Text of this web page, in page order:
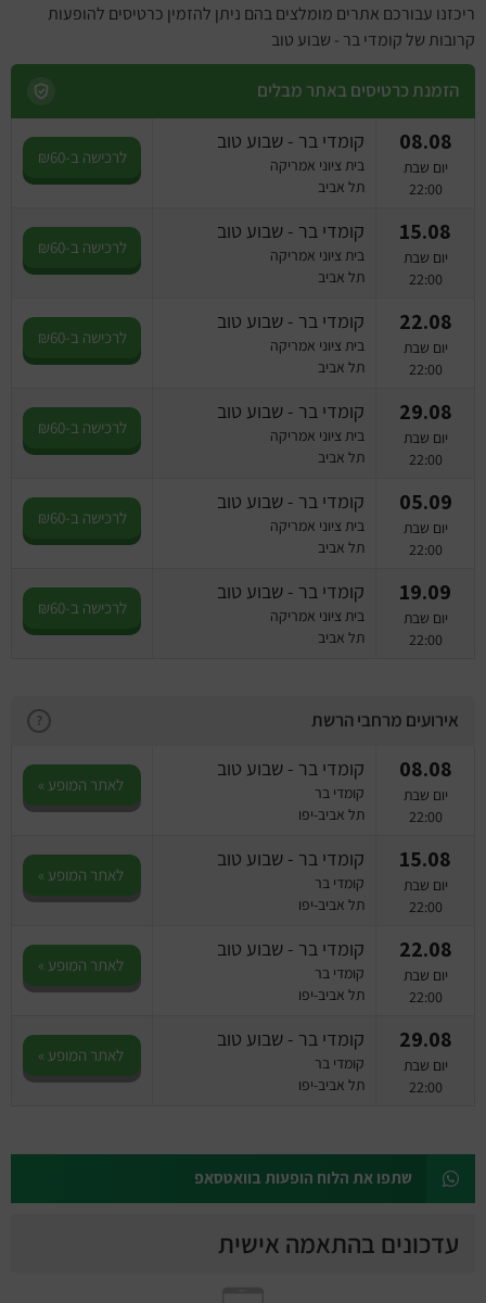
ריכזנו עבורכם אתרים מומלצים בהם ניתן להזמין כרטיסים להופעות
קרובות של קומדי בר - שבוע טוב
הזמנת כרטיסים באתר מבלים
08.08
יום שבת
22:00
קומדי בר - שבוע טוב
בית ציוני אמריקה
תל אביב
לרכישה ב-₪60
15.08
יום שבת
22:00
קומדי בר - שבוע טוב
בית ציוני אמריקה
תל אביב
לרכישה ב-₪60
22.08
יום שבת
22:00
קומדי בר - שבוע טוב
בית ציוני אמריקה
תל אביב
לרכישה ב-₪60
29.08
יום שבת
22:00
קומדי בר - שבוע טוב
בית ציוני אמריקה
תל אביב
לרכישה ב-₪60
05.09
יום שבת
22:00
קומדי בר - שבוע טוב
בית ציוני אמריקה
תל אביב
לרכישה ב-₪60
19.09
יום שבת
22:00
קומדי בר - שבוע טוב
בית ציוני אמריקה
תל אביב
לרכישה ב-₪60
אירועים מרחבי הרשת ?
08.08
יום שבת
22:00
קומדי בר - שבוע טוב
קומדי בר
תל אביב-יפו
לאתר המופע »
15.08
יום שבת
22:00
קומדי בר - שבוע טוב
קומדי בר
תל אביב-יפו
לאתר המופע »
22.08
יום שבת
22:00
קומדי בר - שבוע טוב
קומדי בר
תל אביב-יפו
לאתר המופע »
29.08
יום שבת
22:00
קומדי בר - שבוע טוב
קומדי בר
תל אביב-יפו
לאתר המופע »
שתפו את הלוח הופעות בוואטסאפ
עדכונים בהתאמה אישית